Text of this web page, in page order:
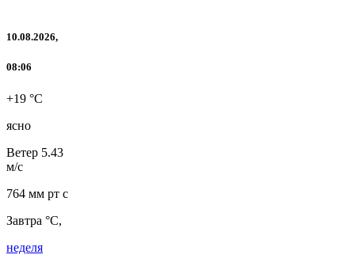
10.08.2026,
08:06
+19 °C
ясно
Ветер 5.43
м/с
764 мм рт с
Завтра °C,
неделя